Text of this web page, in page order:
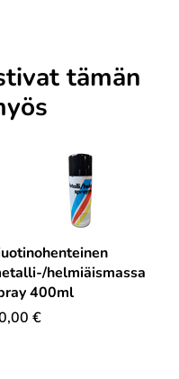
tämän
helmiäismassa
400ml
€